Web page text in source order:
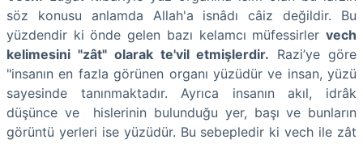
söz konusu anlamda Allah'a isnâdı câiz değildir. Bu
yüzdendir ki önde gelen bazı kelamcı müfessirler vech
kelimesini "zât" olarak te'vil etmişlerdir. Razi’ye göre
"insanın en fazla görünen organı yüzüdür ve insan, yüzü
sayesinde tanınmaktadır. Ayrıca insanın akıl, idrâk
düşünce ve hislerinin bulunduğu yer, başı ve bunların
görüntü yerleri ise yüzüdür. Bu sebepledir ki vech ile zât